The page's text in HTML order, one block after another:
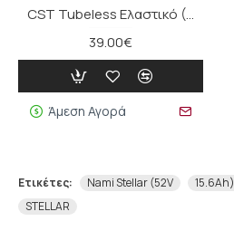
CST Tubeless Ελαστικό (9x2.50 - 6)
39.00€
Άμεση Αγορά
Ετικέτες: Nami Stellar (52V 15.6Ah)
STELLAR